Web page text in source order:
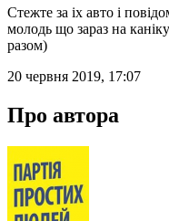
Стежте за іх авто і
молодь що зараз на
разом)
20 червня 2019, 17:07
Про автора